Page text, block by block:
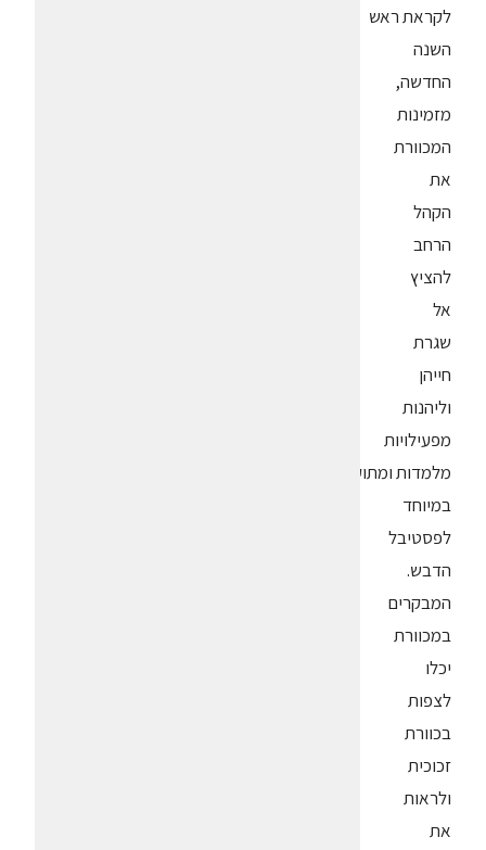
לקראת ראש
השנה
החדשה,
מזמינות
המכוורת
את
הקהל
הרחב
להציץ
אל
שגרת
חייהן
וליהנות
מפעילויות
מלמדות ומתוקות
במיוחד
לפסטיבל
הדבש.
המבקרים
במכוורת
יכלו
לצפות
בכוורת
זכוכית
ולראות
את